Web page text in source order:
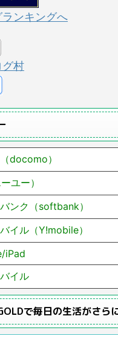
ランキングへ
グ村
docomo）
ユー）
ンク（softbank）
イル（Y!mobile）
iPad
イル
で毎日の生活がさら